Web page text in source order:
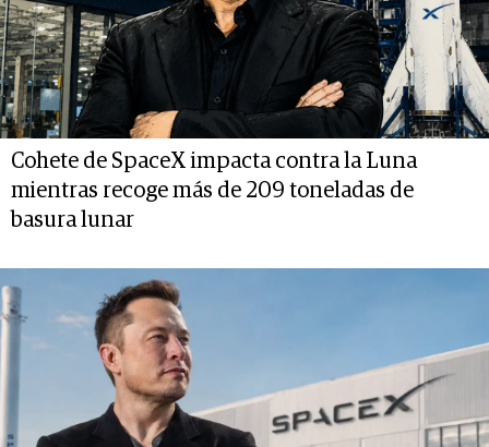
Cohete de SpaceX impacta contra la Luna
mientras recoge más de 209 toneladas de
basura lunar